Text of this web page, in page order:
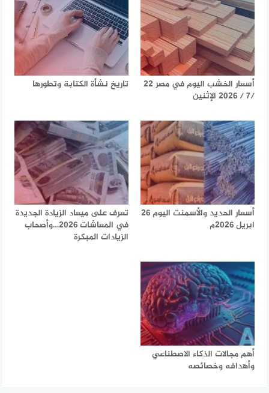
أسعار الخشب اليوم في مصر 22
/7 / 2026 الإثنين
تاريخ نشأة الكتابة وتطورها
أسعار الحديد والأسمنت اليوم 26
ابريل 2026م
تعرف على ميعاد الزيادة الجديدة
في المعاشات 2026…وأصحاب
الزيادات المبكرة
أهم مجالات الذكاء الاصطناعي
وأهدافه وخصائصه